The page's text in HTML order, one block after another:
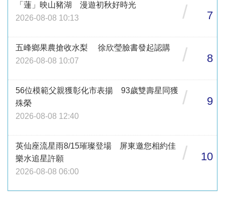
「蓮」映山豬湖 漫遊初秋好時光
2026-08-08 10:13
/ 7
五峰鄉果農搶收水梨 徐欣瑩臉書發起認購
2026-08-08 10:07
/ 8
56位模範父親獲彰化市表揚 93歲雙壽星同獲
殊榮
2026-08-08 12:40
/ 9
英仙座流星雨8/15璀璨登場 屏東邀您相約佳
樂水追星許願
2026-08-08 06:00
/ 10